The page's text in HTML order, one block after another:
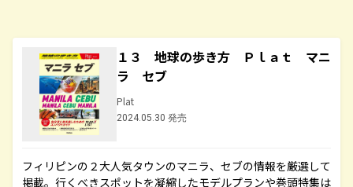
１３ 地球の歩き方 Ｐｌａｔ マニ
ラ セブ
Plat
2024.05.30 発売
フィリピンの２大人気タウンのマニラ、セブの情報を厳選して
掲載。行くべきスポットを凝縮したモデルプランや巻頭特集は